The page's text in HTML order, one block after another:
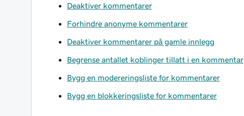
Deaktiver kommentarer
Forhindre anonyme kommentarer
Deaktiver kommentarer på gamle innlegg
Begrense antallet koblinger tillatt i en kommentar
Bygg en modereringsliste for kommentarer
Bygg en blokkeringsliste for kommentarer